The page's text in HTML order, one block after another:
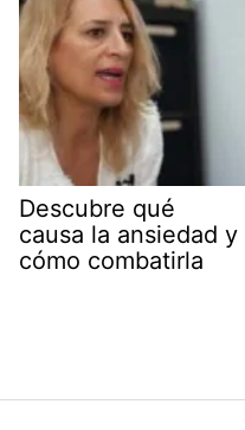
Descubre qué
causa la ansiedad y
cómo combatirla